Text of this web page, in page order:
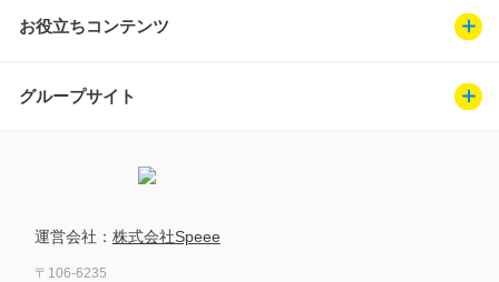
お役立ちコンテンツ
グループサイト
運営会社： 株式会社Speee
〒106-6235